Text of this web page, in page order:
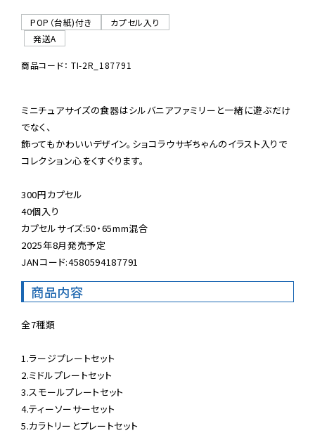
POP（台紙)付き
カプセル入り
発送A
商品コード： TI-2R_187791
ミニチュアサイズの食器はシルバニアファミリーと一緒に遊ぶだけ
でなく、
飾ってもかわいいデザイン。ショコラウサギちゃんのイラスト入りで
コレクション心をくすぐります。
300円カプセル
40個入り
カプセルサイズ:50・65mm混合
2025年8月発売予定
JANコード:4580594187791
商品内容
全7種類
1.ラージプレートセット
2.ミドルプレートセット
3.スモールプレートセット
4.ティーソーサーセット
5.カラトリーとプレートセット